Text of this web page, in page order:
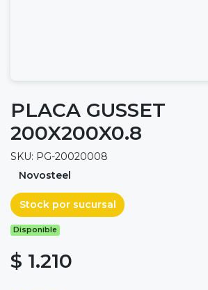
PLACA GUSSET
200X200X0.8
SKU: PG-20020008
Novosteel
Stock por sucursal
Disponible
$ 1.210